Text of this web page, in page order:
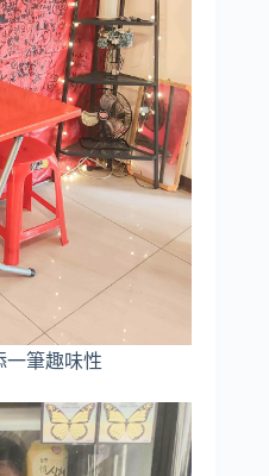
一筆趣味性